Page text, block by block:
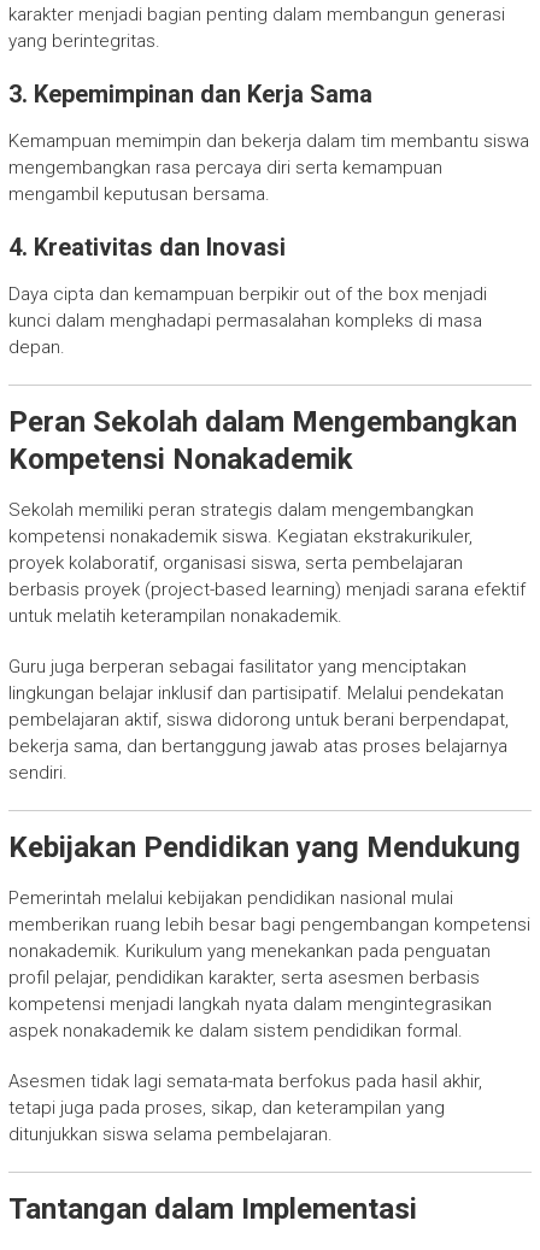
karakter menjadi bagian penting dalam membangun generasi
yang berintegritas.
3. Kepemimpinan dan Kerja Sama
Kemampuan memimpin dan bekerja dalam tim membantu siswa
mengembangkan rasa percaya diri serta kemampuan
mengambil keputusan bersama.
4. Kreativitas dan Inovasi
Daya cipta dan kemampuan berpikir out of the box menjadi
kunci dalam menghadapi permasalahan kompleks di masa
depan.
Peran Sekolah dalam Mengembangkan
Kompetensi Nonakademik
Sekolah memiliki peran strategis dalam mengembangkan
kompetensi nonakademik siswa. Kegiatan ekstrakurikuler,
proyek kolaboratif, organisasi siswa, serta pembelajaran
berbasis proyek (project-based learning) menjadi sarana efektif
untuk melatih keterampilan nonakademik.
Guru juga berperan sebagai fasilitator yang menciptakan
lingkungan belajar inklusif dan partisipatif. Melalui pendekatan
pembelajaran aktif, siswa didorong untuk berani berpendapat,
bekerja sama, dan bertanggung jawab atas proses belajarnya
sendiri.
Kebijakan Pendidikan yang Mendukung
Pemerintah melalui kebijakan pendidikan nasional mulai
memberikan ruang lebih besar bagi pengembangan kompetensi
nonakademik. Kurikulum yang menekankan pada penguatan
profil pelajar, pendidikan karakter, serta asesmen berbasis
kompetensi menjadi langkah nyata dalam mengintegrasikan
aspek nonakademik ke dalam sistem pendidikan formal.
Asesmen tidak lagi semata-mata berfokus pada hasil akhir,
tetapi juga pada proses, sikap, dan keterampilan yang
ditunjukkan siswa selama pembelajaran.
Tantangan dalam Implementasi